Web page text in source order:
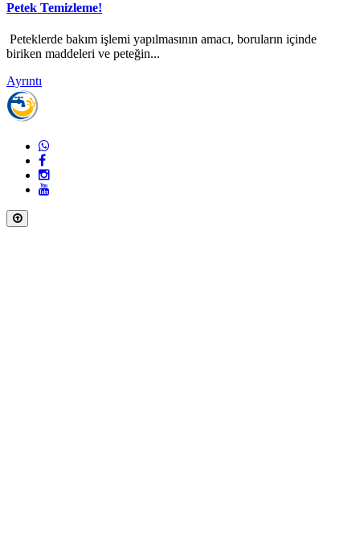
Petek Temizleme!
Peteklerde bakım işlemi yapılmasının amacı, boruların içinde
biriken maddeleri ve peteğin...
Ayrıntı